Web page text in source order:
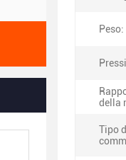
Peso:
della
Tipo